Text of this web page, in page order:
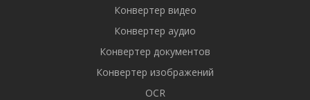
Конвертер видео
Конвертер аудио
Конвертер документов
Конвертер изображений
OCR